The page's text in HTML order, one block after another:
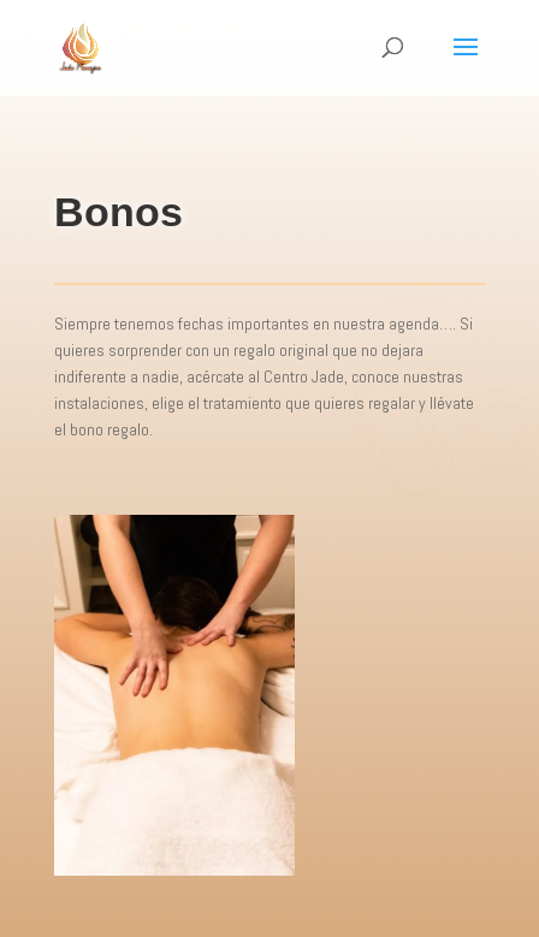
Bonos
Siempre tenemos fechas importantes en nuestra agenda…. Si
quieres sorprender con un regalo original que no dejara
indiferente a nadie, acércate al Centro Jade, conoce nuestras
instalaciones, elige el tratamiento que quieres regalar y llévate
el bono regalo.